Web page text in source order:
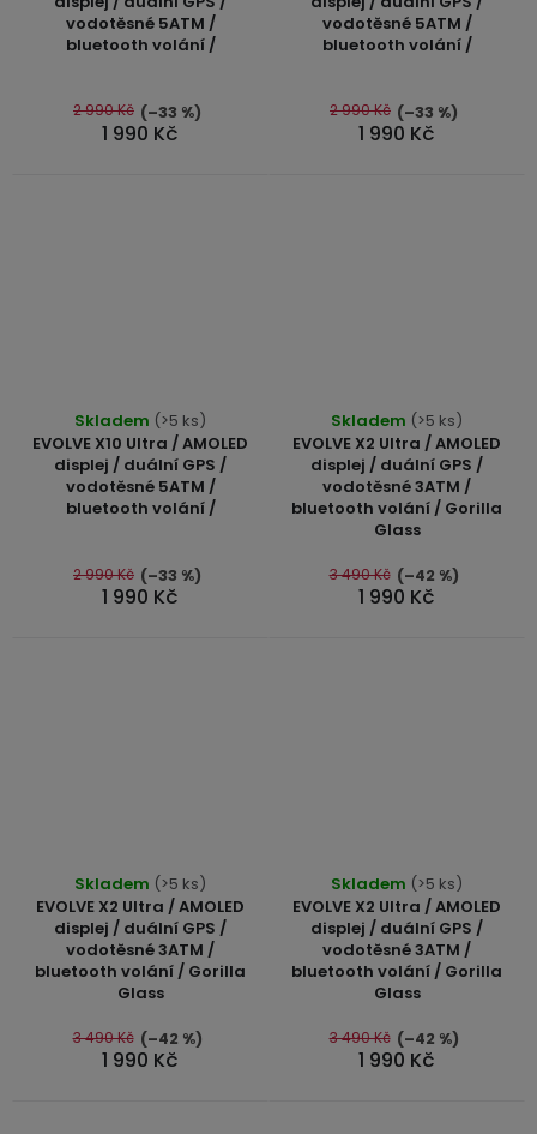
vodotěsné 5ATM /
bluetooth volání /
je
4,8
5
hvězdiček.
1 990 Kč
2 990 Kč (–33 %)
vodotěsné 5ATM /
bluetooth volání /
je
4,8
5
hvězdiček.
1 990 Kč
2 990 Kč (–33 %)
EVOLVE X10 Ultra / AMOLED
displej / duální GPS /
vodotěsné 5ATM /
bluetooth volání /
hodnocení
produktu
je
5,0
5
hvězdiček.
Skladem (>5 ks)
1 990 Kč
2 990 Kč (–33 %)
EVOLVE X2 Ultra / AMOLED
displej / duální GPS /
vodotěsné 3ATM /
bluetooth volání / Gorilla
Glass
hodnocení
produktu
je
5,0
5
hvězdiček.
Skladem (>5 ks)
1 990 Kč
3 490 Kč (–42 %)
EVOLVE X2 Ultra / AMOLED
displej / duální GPS /
vodotěsné 3ATM /
bluetooth volání / Gorilla
Glass
Skladem (>5 ks)
1 990 Kč
3 490 Kč (–42 %)
EVOLVE X2 Ultra / AMOLED
displej / duální GPS /
vodotěsné 3ATM /
bluetooth volání / Gorilla
Glass
hodnocení
produktu
je
5,0
5
hvězdiček.
Skladem (>5 ks)
1 990 Kč
3 490 Kč (–42 %)